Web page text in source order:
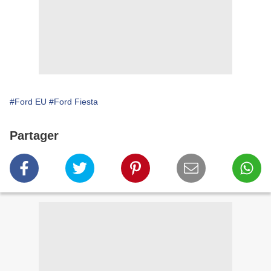
#Ford EU #Ford Fiesta
Partager